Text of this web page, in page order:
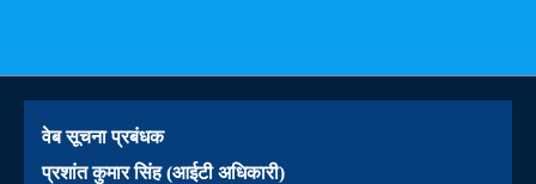
वेब सूचना प्रबंधक
प्रशांत कुमार सिंह (आईटी अधिकारी)